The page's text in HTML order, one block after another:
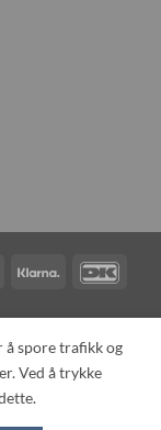
Klarna
OM OSS
PRODUCTS
spore trafikk og
Ved å trykke